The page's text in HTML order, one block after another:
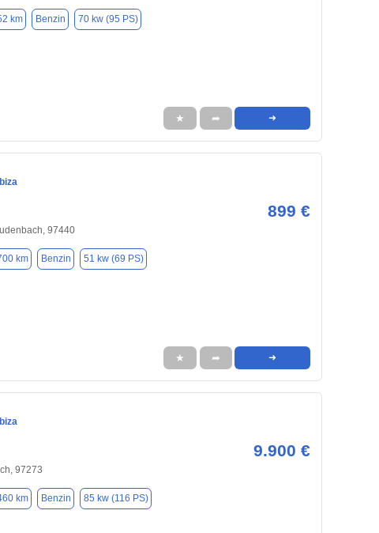
km Benzin 70 kw (95 PS)
★ ➦ ➜
899 €
97440
km Benzin 51 kw (69 PS)
★ ➦ ➜
9.900 €
97273
km Benzin 85 kw (116 PS)